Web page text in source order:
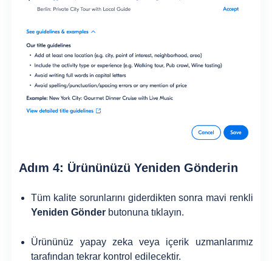
Adım 4: Ürününüzü Yeniden Gönderin
Tüm kalite sorunlarını giderdikten sonra mavi renkli
Yeniden Gönder butonuna tıklayın.
Ürününüz yapay zeka veya içerik uzmanlarımız
tarafından tekrar kontrol edilecektir.